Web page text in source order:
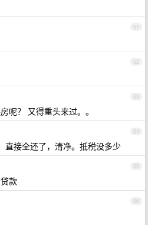
51
52
53
呢？ 又得重头来过。。
54
直接全还了，清净。抵税没多少
55
款
56